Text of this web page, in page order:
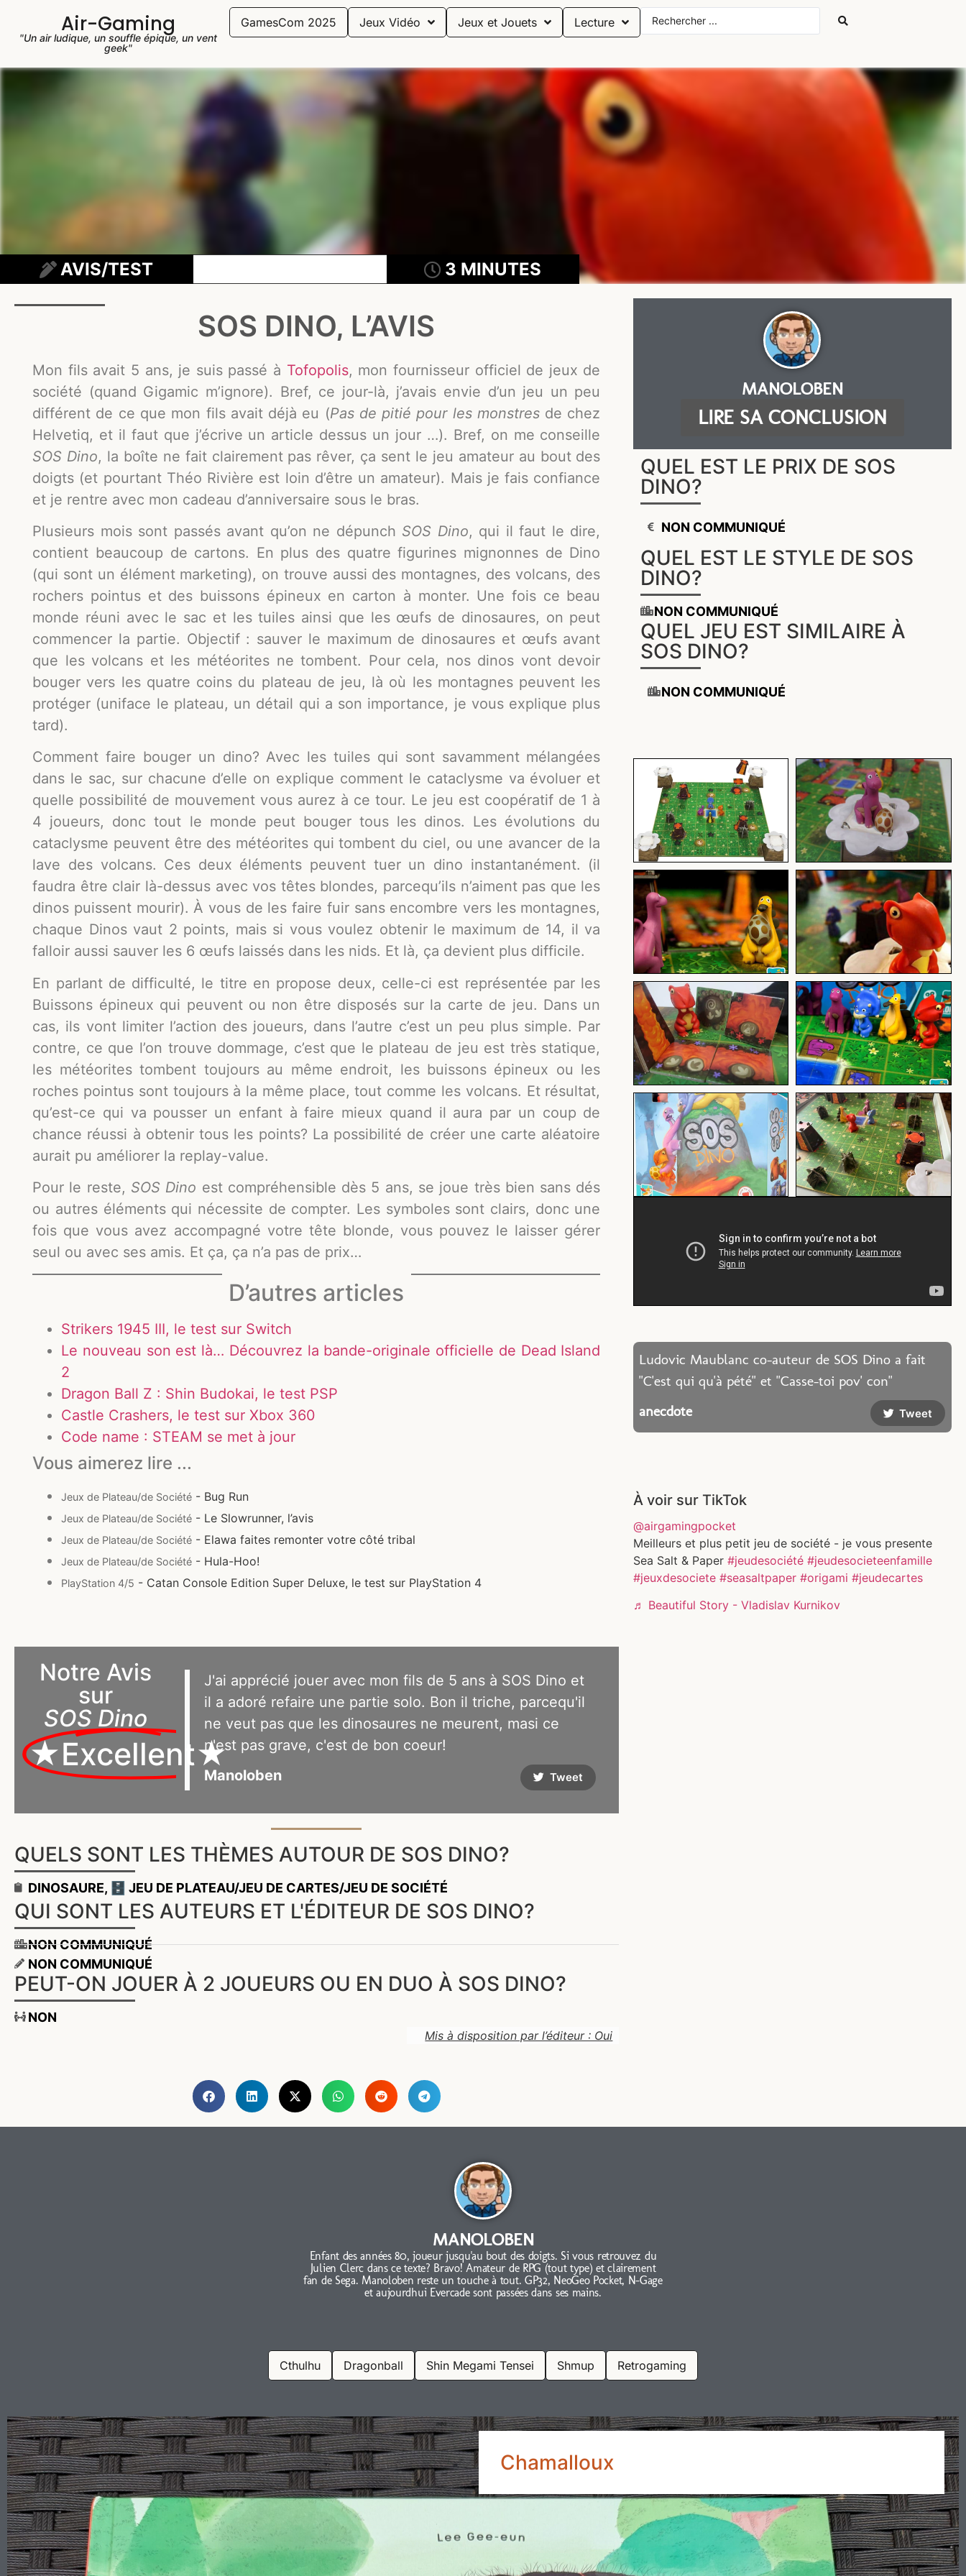
Air-Gaming
"Un air ludique, un souffle épique, un vent
geek"
GamesCom 2025 Jeux Vidéo Jeux et Jouets Lecture
AVIS/TEST 3 MINUTES
SOS DINO, L’AVIS
Mon fils avait 5 ans, je suis passé à Tofopolis, mon fournisseur officiel de jeux de
société (quand Gigamic m’ignore). Bref, ce jour-là, j’avais envie d’un jeu un peu
différent de ce que mon fils avait déjà eu (Pas de pitié pour les monstresde chez
Helvetiq, et il faut que j’écrive un article dessus un jour …). Bref, on me conseille
SOS Dino, la boîte ne fait clairement pas rêver, ça sent le jeu amateur au bout des
doigts (et pourtant Théo Rivière est loin d’être un amateur). Mais je fais confiance
et je rentre avec mon cadeau d’anniversaire sous le bras.
Plusieurs mois sont passés avant qu’on ne dépunch SOS Dino, qui il faut le dire,
contient beaucoup de cartons. En plus des quatre figurines mignonnes de Dino
(qui sont un élément marketing), on trouve aussi des montagnes, des volcans, des
rochers pointus et des buissons épineux en carton à monter. Une fois ce beau
monde réuni avec le sac et les tuiles ainsi que les œufs de dinosaures, on peut
commencer la partie. Objectif : sauver le maximum de dinosaures et œufs avant
que les volcans et les météorites ne tombent. Pour cela, nos dinos vont devoir
bouger vers les quatre coins du plateau de jeu, là où les montagnes peuvent les
protéger (uniface le plateau, un détail qui a son importance, je vous explique plus
tard).
Comment faire bouger un dino? Avec les tuiles qui sont savamment mélangées
dans le sac, sur chacune d’elle on explique comment le cataclysme va évoluer et
quelle possibilité de mouvement vous aurez à ce tour. Le jeu est coopératif de 1 à
4 joueurs, donc tout le monde peut bouger tous les dinos. Les évolutions du
cataclysme peuvent être des météorites qui tombent du ciel, ou une avancer de la
lave des volcans. Ces deux éléments peuvent tuer un dino instantanément. (il
faudra être clair là-dessus avec vos têtes blondes, parcequ’ils n’aiment pas que les
dinos puissent mourir). À vous de les faire fuir sans encombre vers les montagnes,
chaque Dinos vaut 2 points, mais si vous voulez obtenir le maximum de 14, il va
falloir aussi sauver les 6 œufs laissés dans les nids. Et là, ça devient plus difficile.
En parlant de difficulté, le titre en propose deux, celle-ci est représentée par les
Buissons épineux qui peuvent ou non être disposés sur la carte de jeu. Dans un
cas, ils vont limiter l’action des joueurs, dans l’autre c’est un peu plus simple. Par
contre, ce que l’on trouve dommage, c’est que le plateau de jeu est très statique,
les météorites tombent toujours au même endroit, les buissons épineux ou les
roches pointus sont toujours à la même place, tout comme les volcans. Et résultat,
qu’est-ce qui va pousser un enfant à faire mieux quand il aura par un coup de
chance réussi à obtenir tous les points? La possibilité de créer une carte aléatoire
aurait pu améliorer la replay-value.
Pour le reste, SOS Dino est compréhensible dès 5 ans, se joue très bien sans dés
ou autres éléments qui nécessite de compter. Les symboles sont clairs, donc une
fois que vous avez accompagné votre tête blonde, vous pouvez le laisser gérer
seul ou avec ses amis. Et ça, ça n’a pas de prix…
D’autres articles
Strikers 1945 III, le test sur Switch
Le nouveau son est là… Découvrez la bande-originale officielle de Dead Island
2
Dragon Ball Z : Shin Budokai, le test PSP
Castle Crashers, le test sur Xbox 360
Code name : STEAM se met à jour
Vous aimerez lire ...
Jeux de Plateau/de Société - Bug Run
Jeux de Plateau/de Société - Le Slowrunner, l’avis
Jeux de Plateau/de Société - Elawa faites remonter votre côté tribal
Jeux de Plateau/de Société - Hula-Hoo!
PlayStation 4/5 - Catan Console Edition Super Deluxe, le test sur PlayStation 4
Notre Avis
sur
SOS Dino
★Excellent★
J'ai apprécié jouer avec mon fils de 5 ans à SOS Dino et
il a adoré refaire une partie solo. Bon il triche, parcequ'il
ne veut pas que les dinosaures ne meurent, masi ce
n'est pas grave, c'est de bon coeur!
Manoloben
Tweet
QUELS SONT LES THÈMES AUTOUR DE SOS DINO?
DINOSAURE, 🗄️ JEU DE PLATEAU/JEU DE CARTES/JEU DE SOCIÉTÉ
QUI SONT LES AUTEURS ET L'ÉDITEUR DE SOS DINO?
NON COMMUNIQUÉ
NON COMMUNIQUÉ
PEUT-ON JOUER À 2 JOUEURS OU EN DUO À SOS DINO?
NON
Mis à disposition par l’éditeur : Oui
MANOLOBEN
LIRE SA CONCLUSION
QUEL EST LE PRIX DE SOS
DINO?
NON COMMUNIQUÉ
QUEL EST LE STYLE DE SOS
DINO?
NON COMMUNIQUÉ
QUEL JEU EST SIMILAIRE À
SOS DINO?
NON COMMUNIQUÉ
Ludovic Maublanc co-auteur de SOS Dino a fait
"C'est qui qu'à pété" et "Casse-toi pov' con"
anecdote
Tweet
À voir sur TikTok
@airgamingpocket
Meilleurs et plus petit jeu de société - je vous presente
Sea Salt & Paper #jeudesociété #jeudesocieteenfamille
#jeuxdesociete #seasaltpaper #origami #jeudecartes
♬ Beautiful Story - Vladislav Kurnikov
MANOLOBEN
Enfant des années 80, joueur jusqu'au bout des doigts. Si vous retrouvez du
Julien Clerc dans ce texte? Bravo! Amateur de RPG (tout type) et clairement
fan de Sega. Manoloben reste un touche à tout. GP32, NeoGeo Pocket, N-Gage
et aujourdhui Evercade sont passées dans ses mains.
Cthulhu Dragonball Shin Megami Tensei Shmup Retrogaming
Chamalloux